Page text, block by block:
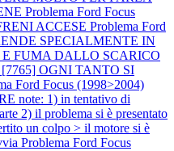
Problema Ford Focus
ACCESE Problema Ford
SPECIALMENTE IN
FUMA DALLO SCARICO
[7765] OGNI TANTO SI
Ford Focus (1998>2004)
note: 1) in tentativo di
2) il problema si è presentato
un colpo > il motore si è
Problema Ford Focus